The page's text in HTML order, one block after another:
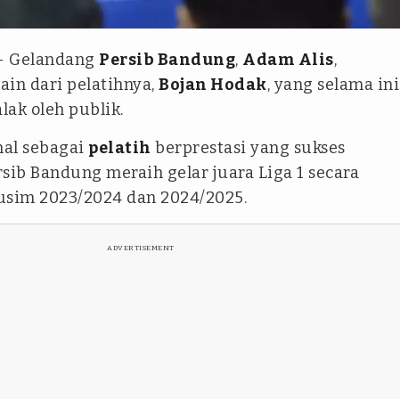
Gelandang Persib Bandung, Adam Alis,
dari pelatihnya, Bojan Hodak, yang selama ini
oleh publik.
sebagai pelatih berprestasi yang sukses
Bandung meraih gelar juara Liga 1 secara
2023/2024 dan 2024/2025.
ADVERTISEMENT